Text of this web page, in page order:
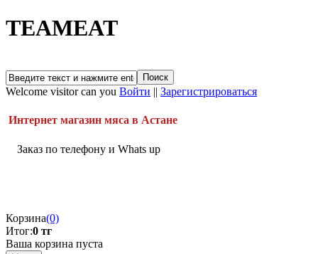
TEAMEAT
Welcome visitor can you Войти || Зарегистрироваться
Интернет магазин мяса в Астане
Заказ по телефону и Whats up
Корзина(0)
Итог:0 тг
Ваша корзина пуста